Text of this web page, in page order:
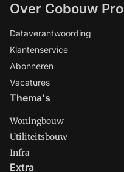
Over Cobouw Pro
Dataverantwoording
Klantenservice
Abonneren
Vacatures
Thema's
Woningbouw
Utiliteitsbouw
Infra
Extra